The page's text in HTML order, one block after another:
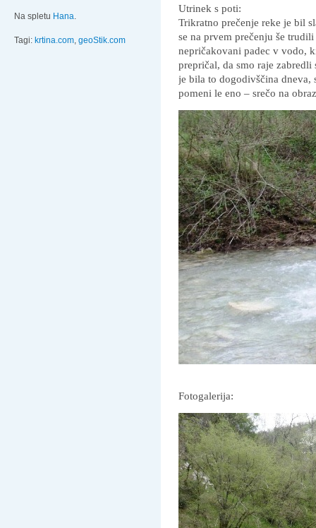
Na spletu Hana.
Tagi: krtina.com, geoStik.com
Utrinek s poti:
Trikratno prečenje reke je bil
se na prvem prečenju še
nepričakovani padec v vodo,
prepričal, da smo raje
je bila to dogodivščina
pomeni le eno – srečo na
Fotogalerija: